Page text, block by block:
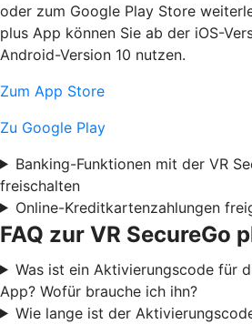
oder zum Google Play Store
plus App können Sie ab der iOS-
Android-Version 10 nutzen.
Zum App Store
Zu Google Play
Banking-Funktionen mit der VR
freischalten
Online-Kreditkartenzahlungen
FAQ zur VR SecureGo
Was ist ein Aktivierungscode für
App? Wofür brauche ich ihn?
Wie lange ist der